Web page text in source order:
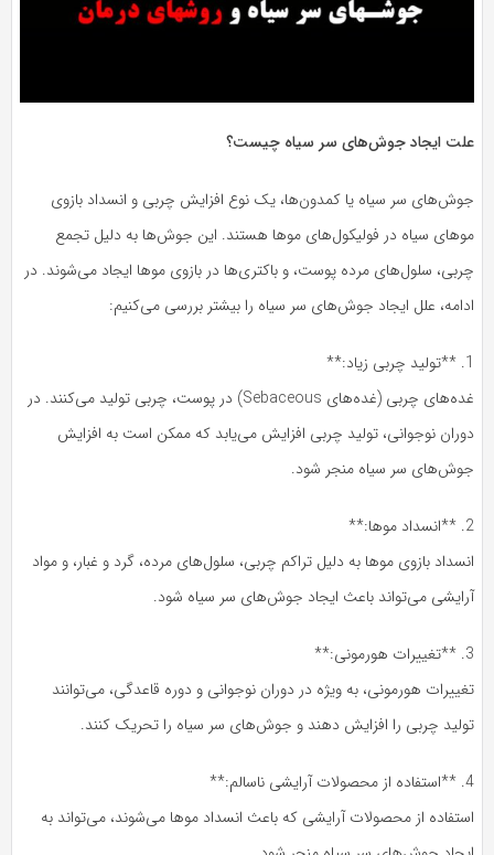
علت ایجاد جوش‌های سر سیاه چیست؟
جوش‌های سر سیاه یا کمدون‌ها، یک نوع افزایش چربی و انسداد بازوی
موهای سیاه در فولیکول‌های موها هستند. این جوش‌ها به دلیل تجمع
چربی، سلول‌های مرده پوست، و باکتری‌ها در بازوی موها ایجاد می‌شوند. در
ادامه، علل ایجاد جوش‌های سر سیاه را بیشتر بررسی می‌کنیم:
1. **تولید چربی زیاد:**
غده‌های چربی (غده‌های Sebaceous) در پوست، چربی تولید می‌کنند. در
دوران نوجوانی، تولید چربی افزایش می‌یابد که ممکن است به افزایش
جوش‌های سر سیاه منجر شود.
2. **انسداد موها:**
انسداد بازوی موها به دلیل تراکم چربی، سلول‌های مرده، گرد و غبار، و مواد
آرایشی می‌تواند باعث ایجاد جوش‌های سر سیاه شود.
3. **تغییرات هورمونی:**
تغییرات هورمونی، به ویژه در دوران نوجوانی و دوره قاعدگی، می‌توانند
تولید چربی را افزایش دهند و جوش‌های سر سیاه را تحریک کنند.
4. **استفاده از محصولات آرایشی ناسالم:**
استفاده از محصولات آرایشی که باعث انسداد موها می‌شوند، می‌تواند به